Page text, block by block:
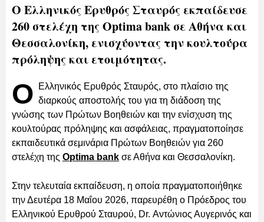
Ο Ελληνικός Ερυθρός Σταυρός εκπαίδευσε
260 στελέχη της Optima bank σε Αθήνα και
Θεσσαλονίκη, ενισχύοντας την κουλτούρα
πρόληψης και ετοιμότητας.
Ο
Ελληνικός Ερυθρός Σταυρός, στο πλαίσιο της
διαρκούς αποστολής του για τη διάδοση της
γνώσης των Πρώτων Βοηθειών και την ενίσχυση της
κουλτούρας πρόληψης και ασφάλειας, πραγματοποίησε
εκπαιδευτικά σεμινάρια Πρώτων Βοηθειών για 260
στελέχη της Optima bank σε Αθήνα και Θεσσαλονίκη.
Στην τελευταία εκπαίδευση, η οποία πραγματοποιήθηκε
την Δευτέρα 18 Μαΐου 2026, παρευρέθη ο Πρόεδρος του
Ελληνικού Ερυθρού Σταυρού, Dr. Αντώνιος Αυγερινός και